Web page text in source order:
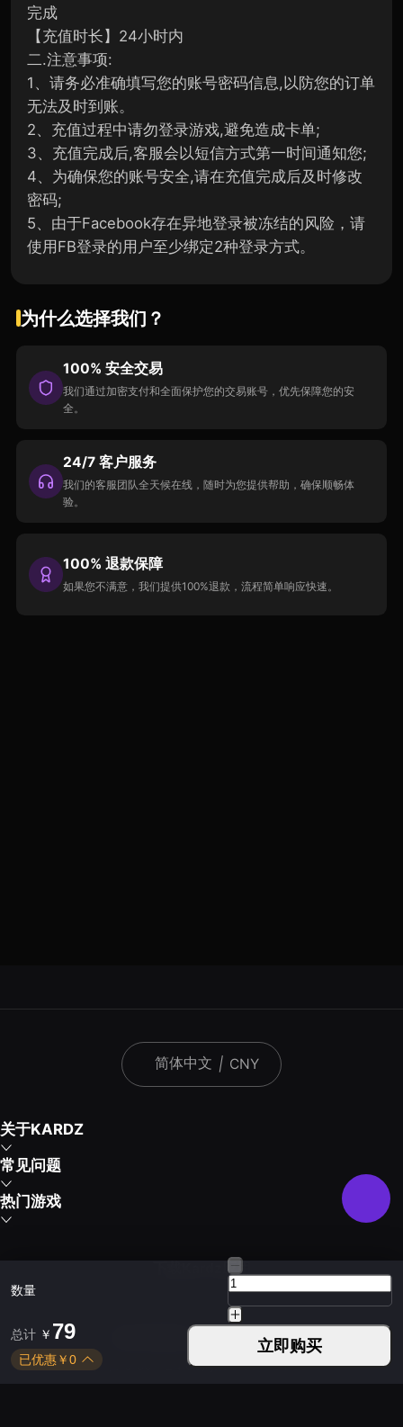
完成
【充值时长】24小时内
二.注意事项:
1、请务必准确填写您的账号密码信息,以防您的订单
无法及时到账。
2、充值过程中请勿登录游戏,避免造成卡单;
3、充值完成后,客服会以短信方式第一时间通知您;
4、为确保您的账号安全,请在充值完成后及时修改
密码;
5、由于Facebook存在异地登录被冻结的风险，请
使用FB登录的用户至少绑定2种登录方式。
为什么选择我们？
100% 安全交易
我们通过加密支付和全面保护您的交易账号，优先保障您的安
全。
24/7 客户服务
我们的客服团队全天候在线，随时为您提供帮助，确保顺畅体
验。
100% 退款保障
如果您不满意，我们提供100%退款，流程简单响应快速。
数量
总计 ￥ 79
已优惠￥0
立即购买
简体中文 | CNY
关于KARDZ
常见问题
热门游戏
下载Kardz应用
您可以通过以下方式联系我们
平日 9:30 - 24:00周末 9:30 - 24:00